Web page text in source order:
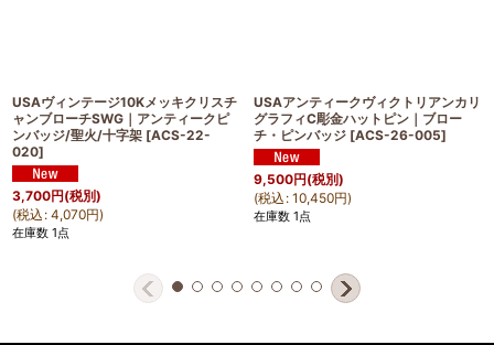
USAヴィンテージ10Kメッキクリスチ
ャンブローチSWG｜アンティークピ
ンバッジ/聖火/十字架 [ACS-22-
020]
3,700円(税別)
(税込 : 4,070円)
在庫数 1点
USAアンティークヴィクトリアンカリ
グラフィC彫金ハットピン｜ブロー
チ・ピンバッジ [ACS-26-005]
9,500円(税別)
(税込 : 10,450円)
在庫数 1点